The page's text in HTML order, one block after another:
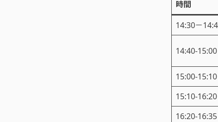
時間
14:30－
14:40-15:00
15:00-15:10
15:10-16:20
16:20-16:35